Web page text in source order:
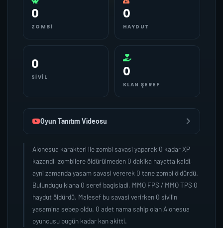
0
ZOMBI
0
HAYDUT
0
SIVIL 0
KLAN ŞEREF
Oyun Tanıtım Videosu
Alonesua karakteri ile zombi savasi yaparak 0 kadar XP
kazandi, zombilere öldürülmeden 0 dakika hayatta kaldi,
ayni zamanda yasam savasi vererek 0 tane zombi öldürdü.
Bulundugu klana 0 seref bagisladi, MMO FPS / MMO TPS 0
haydut öldürdü. Malesef bu savasi verirken 0 sivilin
yasamina sebep oldu. 0 adet nama sahip olan Alonesua
oyuncusu bugün kadar kan akitti.